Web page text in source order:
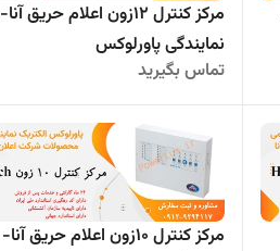
مرکز کنترل 12زون اعلام حریق آنا-
نمایندگی پاورلوکس
تماس بگیرید
مرکز کنترل 10زون اعلام حریق آنا-